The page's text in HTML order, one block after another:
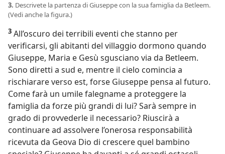
3. Descrivete la partenza di Giuseppe con la sua famiglia da Betleem.
(Vedi anche la figura.)
3 All’oscuro dei terribili eventi che stanno per
verificarsi, gli abitanti del villaggio dormono quando
Giuseppe, Maria e Gesù sgusciano via da Betleem.
Sono diretti a sud e, mentre il cielo comincia a
rischiarare verso est, forse Giuseppe pensa al futuro.
Come farà un umile falegname a proteggere la
famiglia da forze più grandi di lui? Sarà sempre in
grado di provvederle il necessario? Riuscirà a
continuare ad assolvere l’onerosa responsabilità
ricevuta da Geova Dio di crescere quel bambino